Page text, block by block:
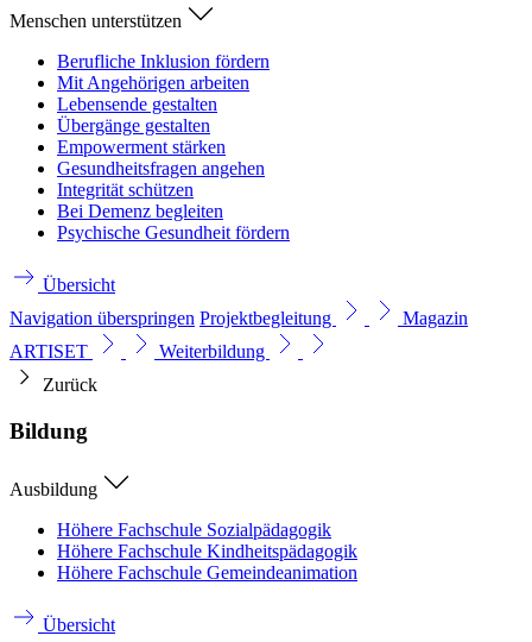
Menschen unterstützen
Berufliche Inklusion fördern
Mit Angehörigen arbeiten
Lebensende gestalten
Übergänge gestalten
Empowerment stärken
Gesundheitsfragen angehen
Integrität schützen
Bei Demenz begleiten
Psychische Gesundheit fördern
Übersicht
Navigation überspringen Projektbegleitung
Magazin
ARTISET
Weiterbildung
Zurück
Bildung
Ausbildung
Höhere Fachschule Sozialpädagogik
Höhere Fachschule Kindheitspädagogik
Höhere Fachschule Gemeindeanimation
Übersicht